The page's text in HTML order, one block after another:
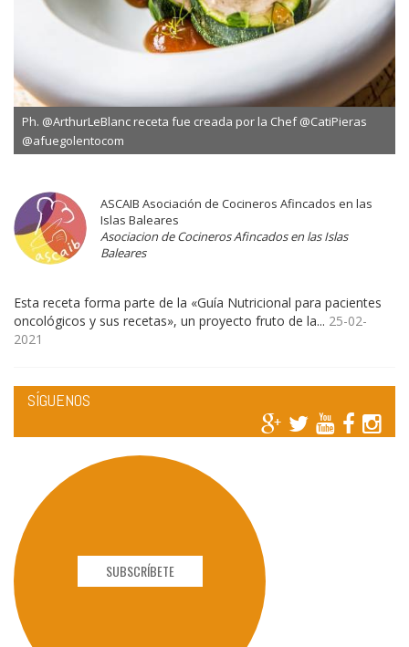
Ph. @ArthurLeBlanc receta fue creada por la Chef @CatiPieras
@afuegolentocom
ASCAIB Asociación de Cocineros Afincados en las
Islas Baleares
Asociacion de Cocineros Afincados en las Islas
Baleares
Esta receta forma parte de la «Guía Nutricional para pacientes
oncológicos y sus recetas», un proyecto fruto de la... 25-02-
2021
SÍGUENOS
SUBSCRÍBETE